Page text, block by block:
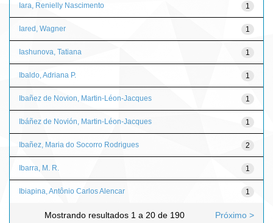
Iara, Renielly Nascimento 1
Iared, Wagner 1
Iashunova, Tatiana 1
Ibaldo, Adriana P. 1
Ibañez de Novion, Martin-Léon-Jacques 1
Ibáñez de Novión, Martin-Léon-Jacques 1
Ibañez, Maria do Socorro Rodrigues 2
Ibarra, M. R. 1
Ibiapina, Antônio Carlos Alencar 1
Mostrando resultados 1 a 20 de 190 Próximo >